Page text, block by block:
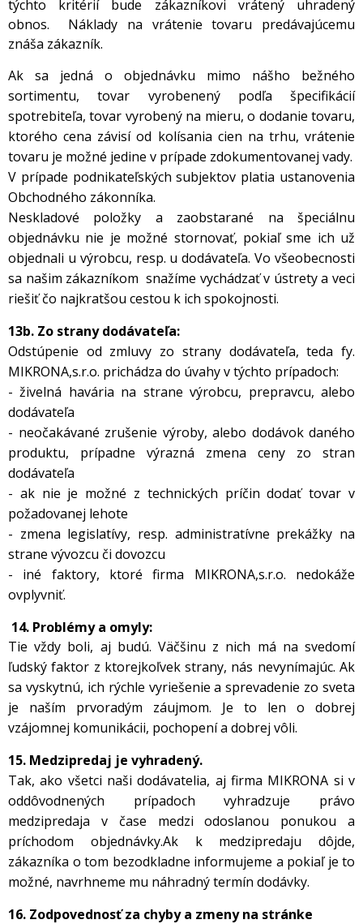
týchto kritérií bude zákazníkovi vrátený uhradený
obnos. Náklady na vrátenie tovaru predávajúcemu
znáša zákazník.
Ak sa jedná o objednávku mimo nášho bežného
sortimentu, tovar vyrobenený podľa špecifikácií
spotrebiteľa, tovar vyrobený na mieru, o dodanie tovaru,
ktorého cena závisí od kolísania cien na trhu, vrátenie
tovaru je možné jedine v prípade zdokumentovanej vady.
V prípade podnikateľských subjektov platia ustanovenia
Obchodného zákonníka.
Neskladové položky a zaobstarané na špeciálnu
objednávku nie je možné stornovať, pokiaľ sme ich už
objednali u výrobcu, resp. u dodávateľa. Vo všeobecnosti
sa našim zákazníkom snažíme vychádzať v ústrety a veci
riešiť čo najkratšou cestou k ich spokojnosti.
13b. Zo strany dodávateľa:
Odstúpenie od zmluvy zo strany dodávateľa, teda fy.
MIKRONA,s.r.o. prichádza do úvahy v týchto prípadoch:
- živelná havária na strane výrobcu, prepravcu, alebo
dodávateľa
- neočakávané zrušenie výroby, alebo dodávok daného
produktu, prípadne výrazná zmena ceny zo stran
dodávateľa
- ak nie je možné z technických príčin dodať tovar v
požadovanej lehote
- zmena legislatívy, resp. administratívne prekážky na
strane vývozcu či dovozcu
- iné faktory, ktoré firma MIKRONA,s.r.o. nedokáže
ovplyvniť.
14. Problémy a omyly:
Tie vždy boli, aj budú. Väčšinu z nich má na svedomí
ľudský faktor z ktorejkoľvek strany, nás nevynímajúc. Ak
sa vyskytnú, ich rýchle vyriešenie a sprevadenie zo sveta
je naším prvoradým záujmom. Je to len o dobrej
vzájomnej komunikácii, pochopení a dobrej vôli.
15. Medzipredaj je vyhradený.
Tak, ako všetci naši dodávatelia, aj firma MIKRONA si v
oddôvodnených prípadoch vyhradzuje právo
medzipredaja v čase medzi odoslanou ponukou a
príchodom objednávky.Ak k medzipredaju dôjde,
zákazníka o tom bezodkladne informujeme a pokiaľ je to
možné, navrhneme mu náhradný termín dodávky.
16. Zodpovednosť za chyby a zmeny na stránke